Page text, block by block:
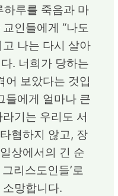
하루를 죽음과 마
인들에게 “나도
나는 다시 살아
. 너희가 당하는
어 보았다는 것입
들에게 얼마나 큰
기는 우리도 서
협하지 않고, 장
상에서의 긴 순
리스도인들’로
망합니다.